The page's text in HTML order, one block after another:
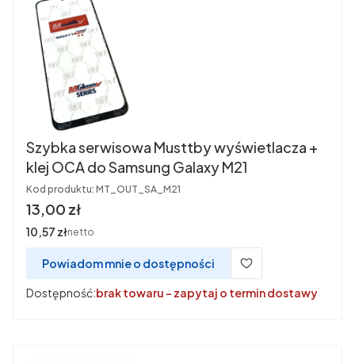
Szybka serwisowa Musttby wyświetlacza +
klej OCA do Samsung Galaxy M21
Kod produktu: MT_OUT_SA_M21
Cena
13,00 zł
Cena
10,57 złnetto
Powiadom mnie o dostępności
Dostępność:brak towaru - zapytaj o termin dostawy